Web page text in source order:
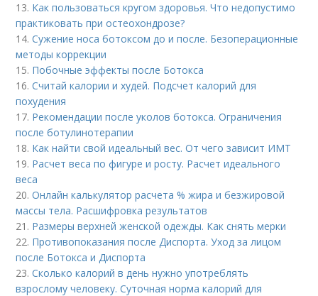
13. Как пользоваться кругом здоровья. Что недопустимо
практиковать при остеохондрозе?
14.Сужение носа ботоксом до и после. Безоперационные
методы коррекции
15. Побочные эффекты после Ботокса
16.Считай калории и худей. Подсчет калорий для
похудения
17. Рекомендации после уколов ботокса. Ограничения
после ботулинотерапии
18. Как найти свой идеальный вес. От чего зависит ИМТ
19. Расчет веса по фигуре и росту. Расчет идеального
веса
20.Онлайн калькулятор расчета % жира и безжировой
массы тела. Расшифровка результатов
21. Размеры верхней женской одежды. Как снять мерки
22. Противопоказания после Диспорта. Уход за лицом
после Ботокса и Диспорта
23.Сколько калорий в день нужно употреблять
взрослому человеку. Суточная норма калорий для